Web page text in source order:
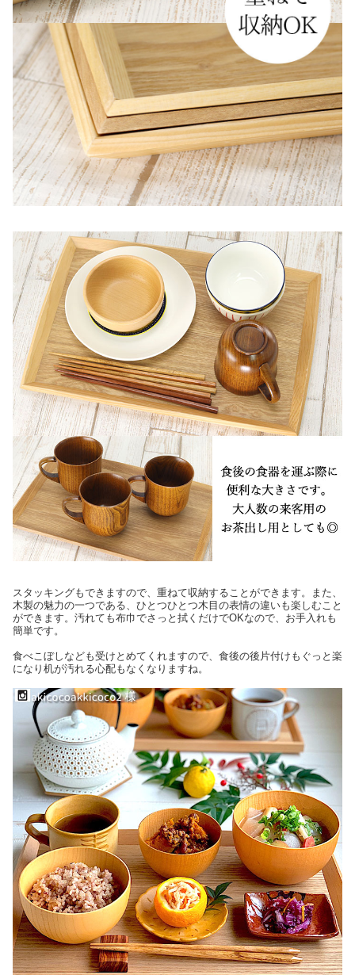
スタッキングもできますので、重ねて収納することができます。また、
木製の魅力の一つである、ひとつひとつ木目の表情の違いも楽しむこと
ができます。汚れても布巾でさっと拭くだけでOKなので、お手入れも
簡単です。
食べこぼしなども受けとめてくれますので、食後の後片付けもぐっと楽
になり机が汚れる心配もなくなりますね。